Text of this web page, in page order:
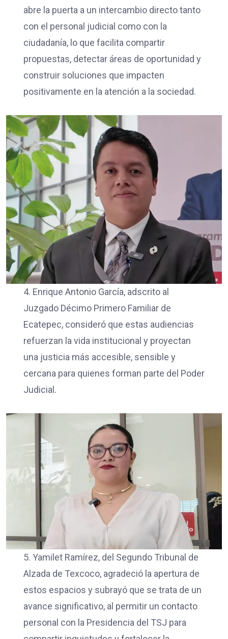
abre la puerta a un intercambio directo tanto
con el personal judicial como con la
ciudadanía, lo que facilita compartir
propuestas, detectar áreas de oportunidad y
construir soluciones que impacten
positivamente en la atención a la sociedad.
4. Enrique Antonio García, adscrito al
Juzgado Décimo Primero Familiar de
Ecatepec, consideró que estas audiencias
refuerzan la vida institucional y proyectan
una justicia más accesible, sensible y
cercana para quienes forman parte del Poder
Judicial.
5. Yamilet Ramírez, del Segundo Tribunal de
Alzada de Texcoco, agradeció la apertura de
estos espacios y subrayó que se trata de un
avance significativo, al permitir un contacto
personal con la Presidencia del TSJ para